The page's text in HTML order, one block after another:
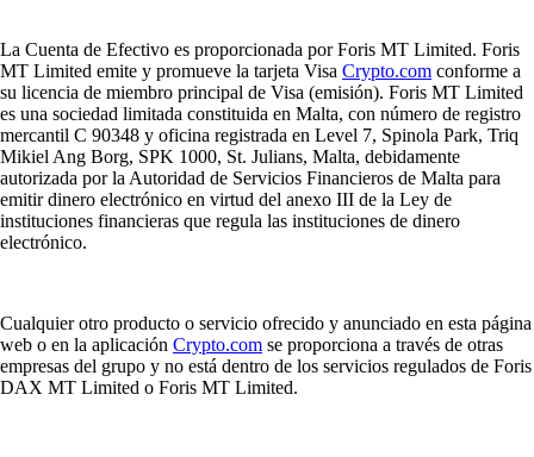
La Cuenta de Efectivo es proporcionada por Foris MT Limited. Foris
MT Limited emite y promueve la tarjeta Visa Crypto.com conforme a
su licencia de miembro principal de Visa (emisión). Foris MT Limited
es una sociedad limitada constituida en Malta, con número de registro
mercantil C 90348 y oficina registrada en Level 7, Spinola Park, Triq
Mikiel Ang Borg, SPK 1000, St. Julians, Malta, debidamente
autorizada por la Autoridad de Servicios Financieros de Malta para
emitir dinero electrónico en virtud del anexo III de la Ley de
instituciones financieras que regula las instituciones de dinero
electrónico.
Cualquier otro producto o servicio ofrecido y anunciado en esta página
web o en la aplicación Crypto.com se proporciona a través de otras
empresas del grupo y no está dentro de los servicios regulados de Foris
DAX MT Limited o Foris MT Limited.